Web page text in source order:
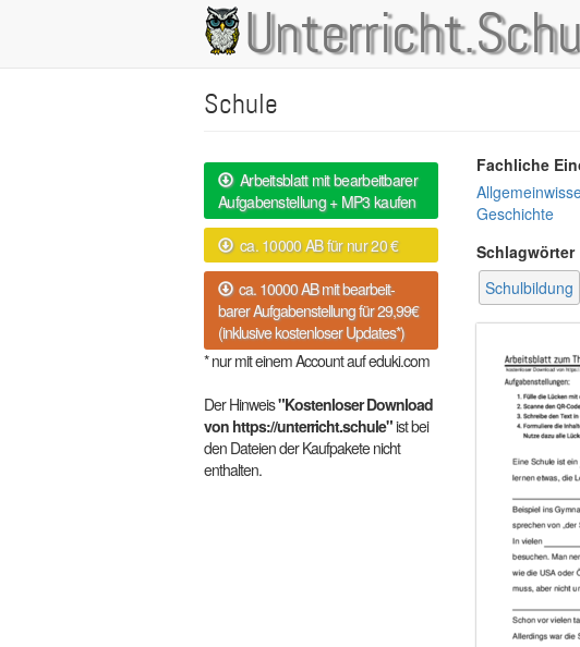
Main
navigation
Schule
Arbeitsblatt mit bearbeitbarer
Aufgabenstellung + MP3 kaufen
ca. 10000 AB für nur 20 €
ca. 10000 AB mit bearbeit-
barer Aufgabenstellung für 29,99€
(inklusive kostenloser Updates*)
* nur mit einem Account auf eduki.com
Der Hinweis"Kostenloser Download
von https://unterricht.schule"ist bei
den Dateien der Kaufpakete nicht
enthalten.
Fachliche
Geschichte
Schlagwörter
Schulbildung